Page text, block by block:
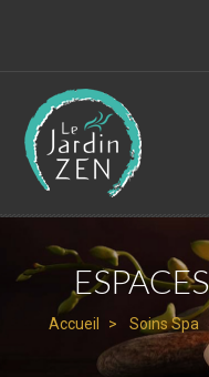
Accueil Soins Spa